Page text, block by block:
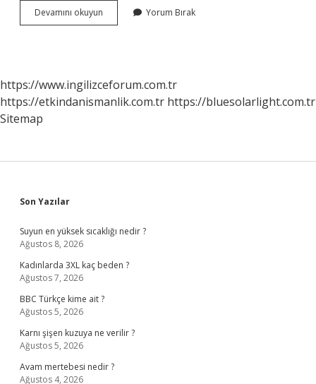
Devamını okuyun
Demek
Yorum Bırak
https://www.ingilizceforum.com.tr
https://etkindanismanlik.com.tr https://bluesolarlight.com.tr
Sitemap
Sidebar
Son Yazılar
Suyun en yüksek sıcaklığı nedir ?
Ağustos 8, 2026
Kadınlarda 3XL kaç beden ?
Ağustos 7, 2026
BBC Türkçe kime ait ?
Ağustos 5, 2026
Karnı şişen kuzuya ne verilir ?
Ağustos 5, 2026
Avam mertebesi nedir ?
Ağustos 4, 2026